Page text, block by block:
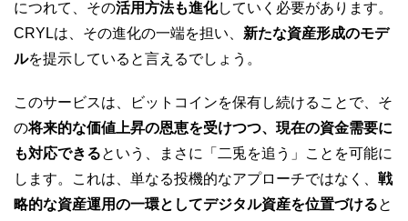
につれて、その活用方法も進化していく必要があります。
CRYLは、その進化の一端を担い、 新たな資産形成のモデ
ルを提示していると言えるでしょう。
このサービスは、ビットコインを保有し続けることで、そ
の将来的な価値上昇の恩恵を受けつつ、現在の資金需要に
も対応できるという、まさに「二兎を追う」ことを可能に
します。これは、単なる投機的なアプローチではなく、 戦
略的な資産運用の一環としてデジタル資産を位置づけると